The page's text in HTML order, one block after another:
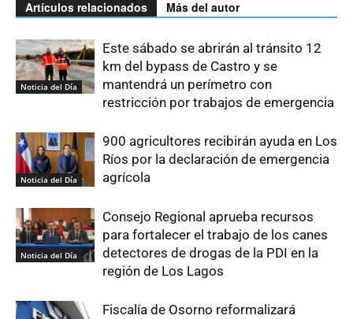
Artículos relacionados Más del autor
Noticia del Día
Este sábado se abrirán al tránsito 12
km del bypass de Castro y se
mantendrá un perímetro con
restricción por trabajos de emergencia
Noticia del Día
900 agricultores recibirán ayuda en Los
Ríos por la declaración de emergencia
agrícola
Noticia del Día
Consejo Regional aprueba recursos
para fortalecer el trabajo de los canes
detectores de drogas de la PDI en la
región de Los Lagos
Fiscalía de Osorno reformalizará